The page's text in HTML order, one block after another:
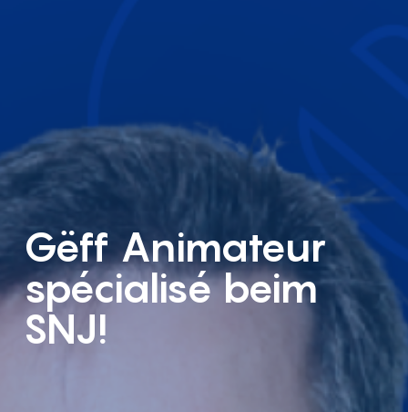
Gëff Animateur
spécialisé beim
SNJ!